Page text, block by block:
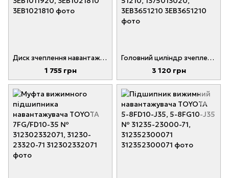
Диск зчеплення навантажувача KOMATSU FD/FG15-30 № 3EB-10-11920, 3EB-10-21810, 3EB1011920, 3EB1021810
1 755 грн
Головний циліндр зчеплення навантажувач KOMATSU FD/FG15-30 № 13750-13020, 3EB-36-51210, 1375013020, 3EB3651210
3 120 грн